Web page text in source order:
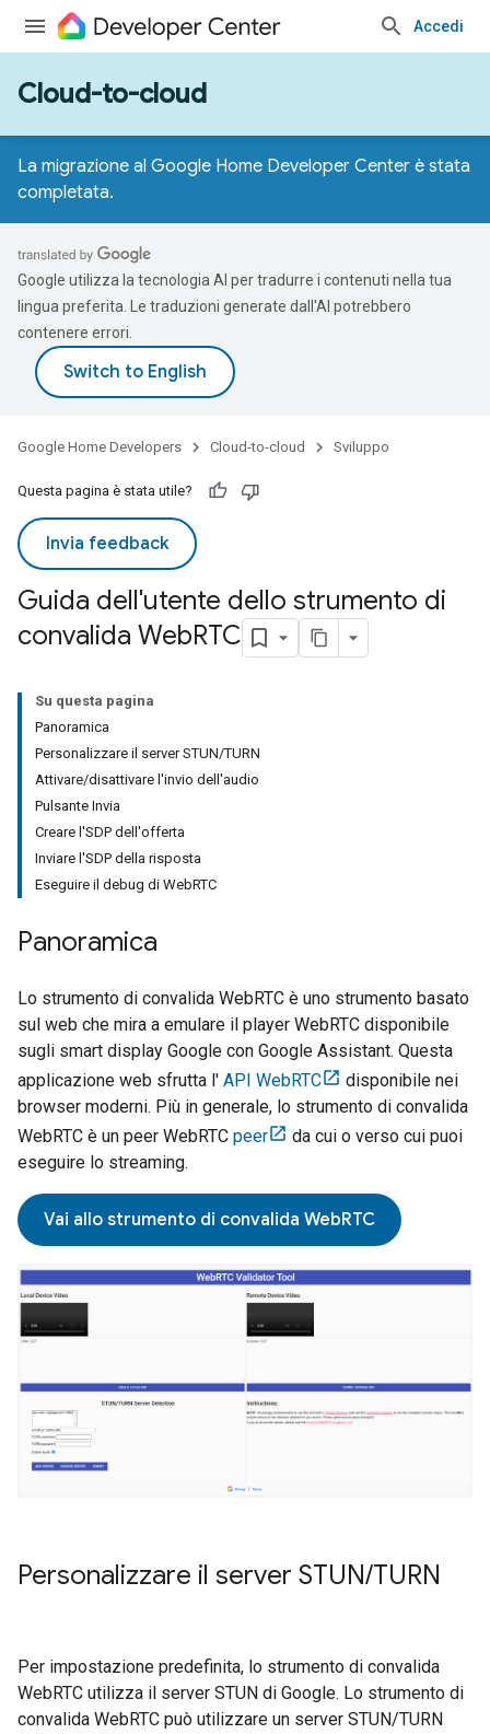
Accedi
Cloud-to-cloud
La migrazione al Google Home Developer Center è stata
completata.
Google utilizza la tecnologia AI per tradurre i contenuti nella tua
lingua preferita. Le traduzioni generate dall'AI potrebbero
contenere errori.
Google Home Developers Cloud-to-cloud Sviluppo
Questa pagina è stata utile?
Invia feedback
Guida dell'utente dello strumento di
convalida WebRTC
Su questa pagina
Panoramica
Personalizzare il server STUN/TURN
Attivare/disattivare l'invio dell'audio
Pulsante Invia
Creare l'SDP dell'offerta
Inviare l'SDP della risposta
Eseguire il debug di WebRTC
Panoramica
Lo strumento di convalida WebRTC è uno strumento basato
sul web che mira a emulare il player WebRTC disponibile
sugli smart display Google con Google Assistant. Questa
applicazione web sfrutta l' API WebRTC
disponibile nei
browser moderni. Più in generale, lo strumento di convalida
WebRTC è un peer WebRTC peer
da cui o verso cui puoi
eseguire lo streaming.
Vai allo strumento di convalida WebRTC
Personalizzare il server STUN/TURN
Per impostazione predefinita, lo strumento di convalida
WebRTC utilizza il server STUN di Google. Lo strumento di
convalida WebRTC può utilizzare un server STUN/TURN